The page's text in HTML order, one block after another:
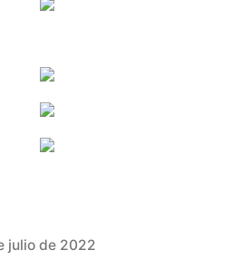
julio de 2022